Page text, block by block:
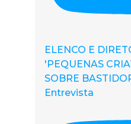
ELENCO E
'PEQUENAS
SOBRE
Entrevista